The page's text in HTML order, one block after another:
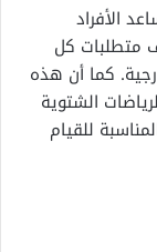
الأفراد
متطلبات كل
كما أن هذه
الشتوية
للقيام